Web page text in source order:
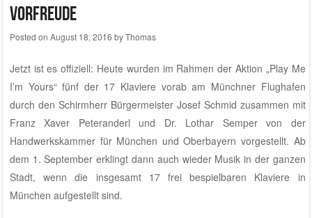
Vorfreude
Posted on August 18, 2016 byThomas
Jetzt ist es offiziell: Heute wurden im Rahmen der Aktion „Play Me
I’m Yours“ fünf der 17 Klaviere vorab am Münchner Flughafen
durch den Schirmherr Bürgermeister Josef Schmid zusammen mit
Franz Xaver Peteranderl und Dr. Lothar Semper von der
Handwerkskammer für München und Oberbayern vorgestellt. Ab
dem 1. September erklingt dann auch wieder Musik in der ganzen
Stadt, wenn die insgesamt 17 frei bespielbaren Klaviere in
München aufgestellt sind.